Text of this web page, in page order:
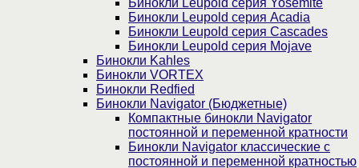
Бинокли Leupold серия Acadia
Бинокли Leupold серия Cascades
Бинокли Leupold серия Mojave
Бинокли Kahles
Бинокли VORTEX
Бинокли Redfied
Бинокли Navigator (Бюджетные)
Компактные бинокли Navigator
постоянной и переменной кратности
Бинокли Navigator классические с
постоянной и переменной кратностью